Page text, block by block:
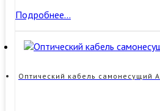
ОКСН
G.652D
7кН
24
Подробнее…
Оптический кабель самонесущий